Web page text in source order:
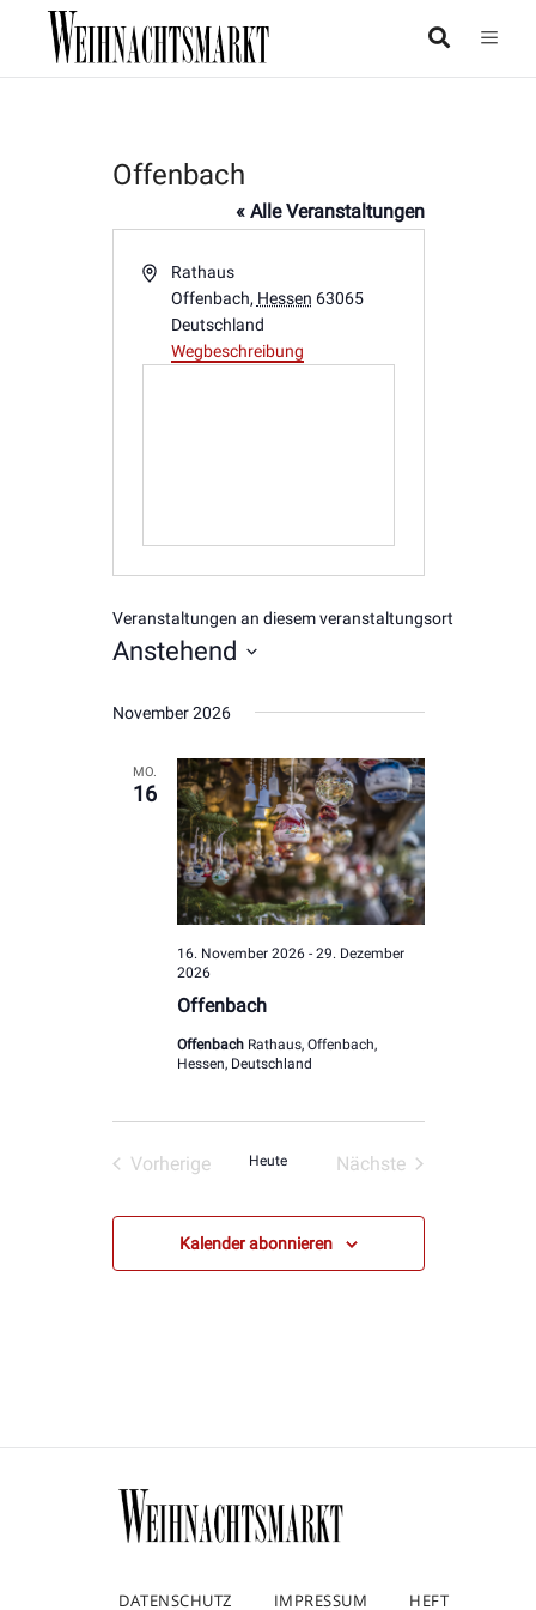
Offenbach
« Alle Veranstaltungen
AdresseRathaus
Offenbach, Hessen 63065
Deutschland
Wegbeschreibung
Veranstaltungen an diesem veranstaltungsort
Anstehend
wählen.
November 2026
MO.
16
Offenbach
16. November 2026- 29. Dezember
2026
Offenbach Rathaus, Offenbach,
Hessen, Deutschland
Vorherige
Heute
Nächste
Kalender abonnieren
DATENSCHUTZ IMPRESSUM HEFT